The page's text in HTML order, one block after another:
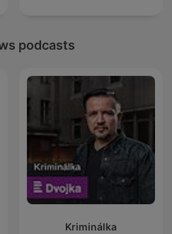
podcasts
Kriminálka